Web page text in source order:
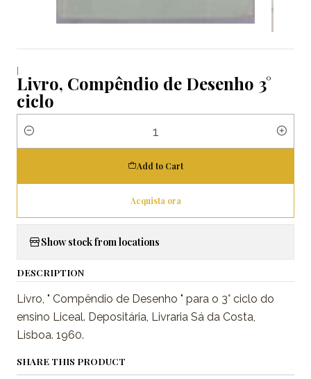
|
Livro, Compêndio de Desenho 3°
ciclo
Quantity
Add to Cart
Acquista ora
Show stock from locations
DESCRIPTION
Livro, " Compêndio de Desenho " para o 3° ciclo do
ensino Liceal. Depositária, Livraria Sá da Costa,
Lisboa. 1960.
SHARE THIS PRODUCT